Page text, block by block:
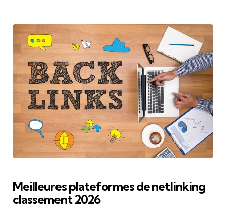
Meilleures plateformes de netlinking
classement 2026